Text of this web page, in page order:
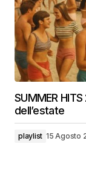
SUMMER
dell’estate
playlist 15 Agosto